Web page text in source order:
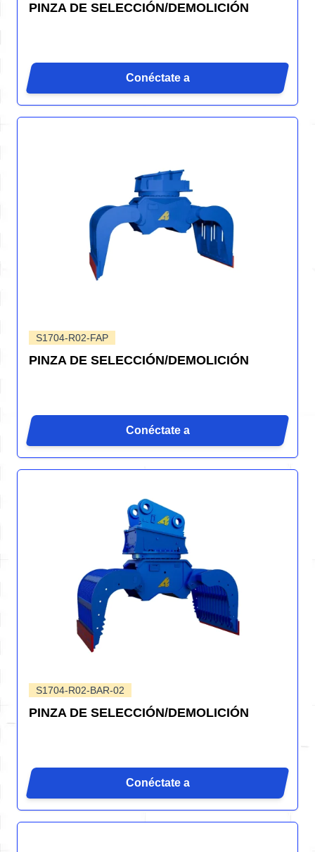
PINZA DE SELECCIÓN/DEMOLICIÓN
Conéctate a
S1704-R02-FAP
PINZA DE SELECCIÓN/DEMOLICIÓN
Conéctate a
S1704-R02-BAR-02
PINZA DE SELECCIÓN/DEMOLICIÓN
Conéctate a